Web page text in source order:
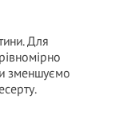
Для
зменшуємо